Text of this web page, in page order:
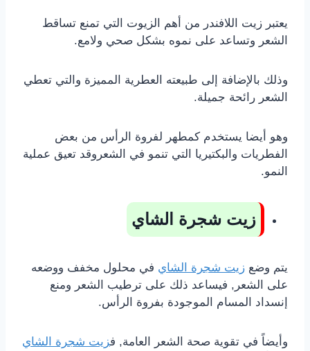
يعتبر زيت اللافندر من أهم الزيوت التي تمنع تساقط
الشعر وتساعد على نموه بشكل صحي ولامع.
وذلك بالإضافة إلى طبيعته العطرية المميزة والتي تعطي
الشعر رائحة جميلة.
وهو أيضا يستخدم كمطهر لفروة الرأس من بعض
الفطريات والبكتيريا التي تنمو في الشعروقد تعيق عملية
النمو.
زيت شجرة الشاي
يتم وضع زيت شجرة الشاي في محلول مخفف ووضعه
على الشعر, فيساعد ذلك على ترطيب الشعر ومنع
إنسداد المسام الموجودة بفروة الرأس.
وأيضاً في تقوية صحة الشعر العامة, فزيت شجرة الشاي